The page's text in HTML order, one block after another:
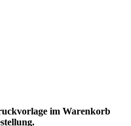
im Warenkorb